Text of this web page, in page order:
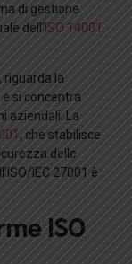
di gestione
dell’ISO 14001
riguarda la
si concentra
aziendali. La
, che stabilisce
delle
IEC 27001 è
ISO